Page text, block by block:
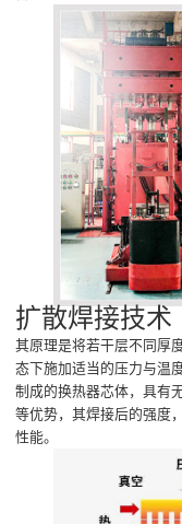
扩散焊接技术
其原理是将若干层不同厚
态下施加适当的压力与温
制成的换热器芯体，具有
等优势，其焊接后的强度
性能。